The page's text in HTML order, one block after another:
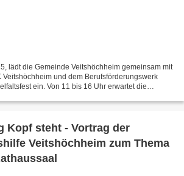
lädt die Gemeinde Veitshöchheim gemeinsam mit
und dem Berufsförderungswerk
ein. Von 11 bis 16 Uhr erwartet die
Kopf steht - Vortrag der
Veitshöchheim zum Thema